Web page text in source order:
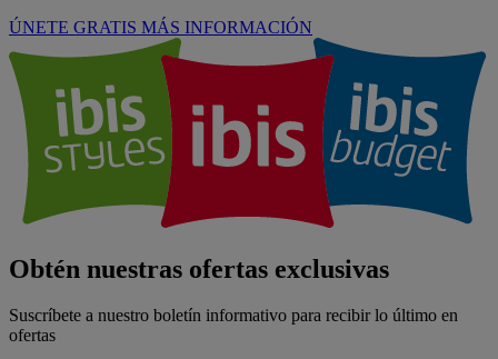
ÚNETE GRATIS MÁS INFORMACIÓN
Obtén nuestras ofertas exclusivas
Suscríbete a nuestro boletín informativo para recibir lo último en
ofertas